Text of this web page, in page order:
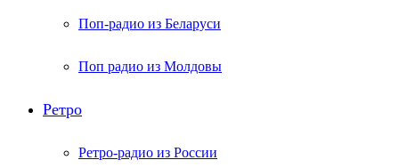
Поп-радио из Беларуси
Поп радио из Молдовы
Ретро
Ретро-радио из России